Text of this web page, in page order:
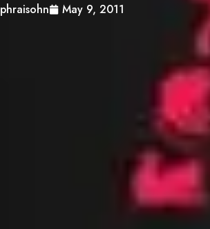
phraisohn May 9, 2011